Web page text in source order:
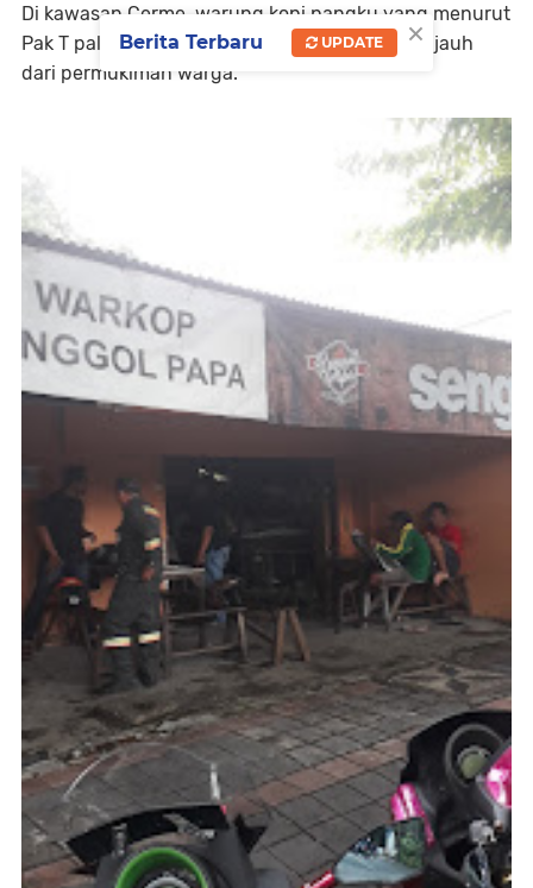
Di kawasan Cerme, warung kopi pangku yang menurut
Pak T paling ramai dikunjungi itu berada tidak jauh
dari permukiman warga.
×
Berita Terbaru UPDATE